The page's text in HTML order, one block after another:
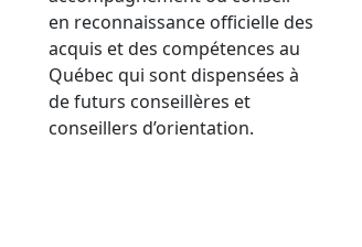
en reconnaissance officielle des
acquis et des compétences au
Québec qui sont dispensées à
de futurs conseillères et
conseillers d’orientation.